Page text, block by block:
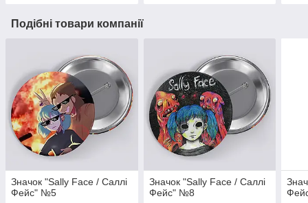
Подібні товари компанії
Значок "Sally Face / Саллі
Фейс" №5
Значок "Sally Face / Саллі
Фейс" №8